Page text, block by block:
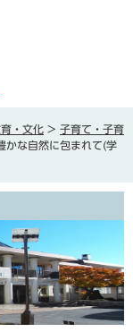
・文化 > 子育て・子育
かな自然に包まれて(学